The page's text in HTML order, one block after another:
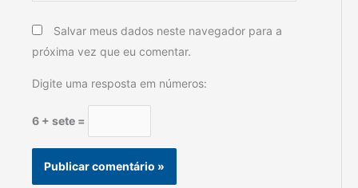
Salvar meus dados neste navegador para a
próxima vez que eu comentar.
Digite uma resposta em números:
6 + sete =